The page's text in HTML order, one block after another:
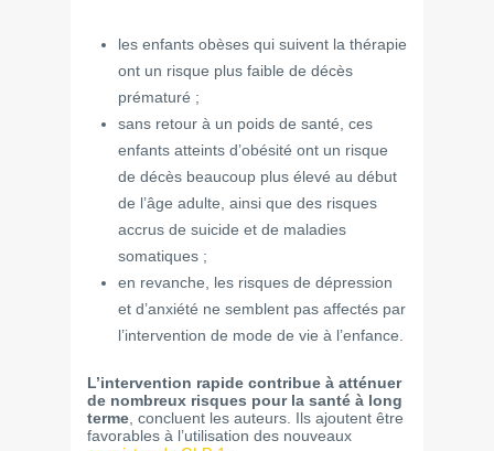
les enfants obèses qui suivent la thérapie
ont un risque plus faible de décès
prématuré ;
sans retour à un poids de santé, ces
enfants atteints d’obésité ont un risque
de décès beaucoup plus élevé au début
de l’âge adulte, ainsi que des risques
accrus de suicide et de maladies
somatiques ;
en revanche, les risques de dépression
et d’anxiété ne semblent pas affectés par
l’intervention de mode de vie à l’enfance.
L’intervention rapide contribue à atténuer
de nombreux risques pour la santé à long
terme , concluent les auteurs. Ils ajoutent être
favorables à l’utilisation des nouveaux